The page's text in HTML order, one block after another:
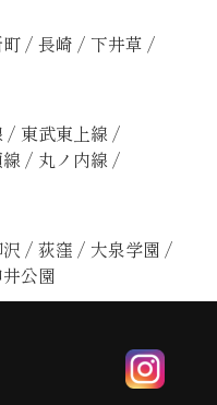
/ 長崎 / 下井草 /
/ 東武東上線 /
/ 丸ノ内線 /
/ 荻窪 / 大泉学園 /
公園